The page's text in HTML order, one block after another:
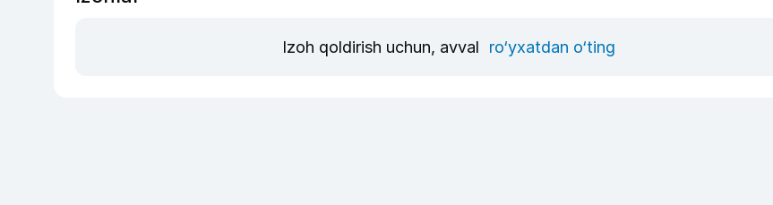
Izoh qoldirish uchun, avval ro‘yxatdan o‘ting